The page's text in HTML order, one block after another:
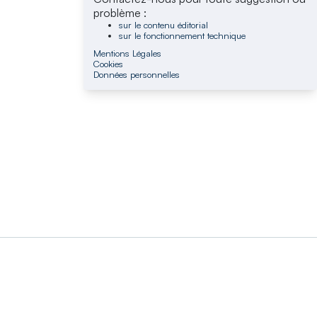
problème :
sur le contenu éditorial
sur le fonctionnement technique
Mentions Légales
Cookies
Données personnelles